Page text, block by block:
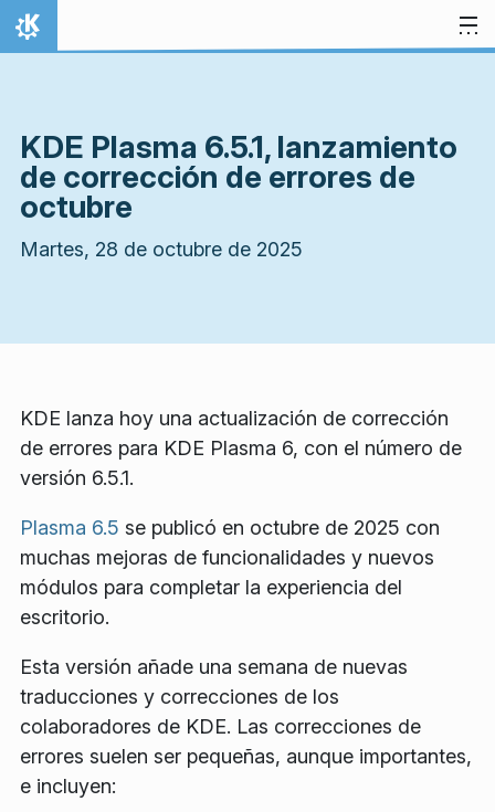
Ir al contenido
Inicio
KDE Plasma 6.5.1, lanzamiento
de corrección de errores de
octubre
Martes, 28 de octubre de 2025
KDE lanza hoy una actualización de corrección
de errores para KDE Plasma 6, con el número de
versión 6.5.1.
Plasma 6.5 se publicó en octubre de 2025 con
muchas mejoras de funcionalidades y nuevos
módulos para completar la experiencia del
escritorio.
Esta versión añade una semana de nuevas
traducciones y correcciones de los
colaboradores de KDE. Las correcciones de
errores suelen ser pequeñas, aunque importantes,
e incluyen: